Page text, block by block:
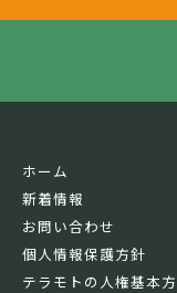
ホーム
新着情報
お問い合わせ
個人情報保護方針
テラモトの人権基本